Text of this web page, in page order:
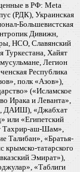
в РФ: Meta
(РДК), Украинская
Большевистская
Дивижн,
НСО, Славянский
Туркестана, Хайят
Легион
Республика
полк «Азов»),
(«Исламское
Ирака и Леванта»,
ДАИШ), «Джабхат
или «Египетский
Тахрир-аш-Шам»,
«Братья-
татарского
Эмират»),
«Таблиги